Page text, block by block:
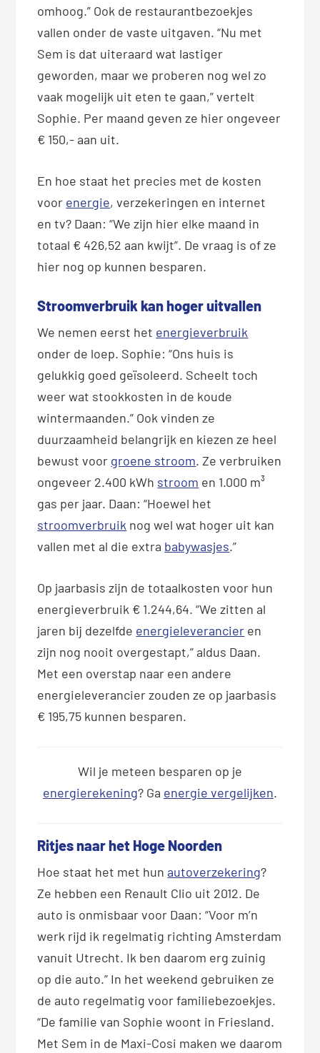
omhoog.” Ook de restaurantbezoekjes
vallen onder de vaste uitgaven. “Nu met
Sem is dat uiteraard wat lastiger
geworden, maar we proberen nog wel zo
vaak mogelijk uit eten te gaan,” vertelt
Sophie. Per maand geven ze hier ongeveer
€ 150,- aan uit.
En hoe staat het precies met de kosten
voor energie, verzekeringen en internet
en tv? Daan: “We zijn hier elke maand in
totaal € 426,52 aan kwijt”. De vraag is of ze
hier nog op kunnen besparen.
Stroomverbruik kan hoger uitvallen
We nemen eerst het energieverbruik
onder de loep. Sophie: “Ons huis is
gelukkig goed geïsoleerd. Scheelt toch
weer wat stookkosten in de koude
wintermaanden.” Ook vinden ze
duurzaamheid belangrijk en kiezen ze heel
bewust voor groene stroom. Ze verbruiken
ongeveer 2.400 kWh stroom en 1.000 m³
gas per jaar. Daan: “Hoewel het
stroomverbruik nog wel wat hoger uit kan
vallen met al die extra babywasjes.”
Op jaarbasis zijn de totaalkosten voor hun
energieverbruik € 1.244,64. “We zitten al
jaren bij dezelfde energieleverancier en
zijn nog nooit overgestapt,” aldus Daan.
Met een overstap naar een andere
energieleverancier zouden ze op jaarbasis
€ 195,75 kunnen besparen.
Wil je meteen besparen op je
energierekening? Ga energie vergelijken.
Ritjes naar het Hoge Noorden
Hoe staat het met hunautoverzekering?
Ze hebben een Renault Clio uit 2012. De
auto is onmisbaar voor Daan: “Voor m’n
werk rijd ik regelmatig richting Amsterdam
vanuit Utrecht. Ik ben daarom erg zuinig
op die auto.” In het weekend gebruiken ze
de auto regelmatig voor familiebezoekjes.
“De familie van Sophie woont in Friesland.
Met Sem in de Maxi-Cosi maken we daarom